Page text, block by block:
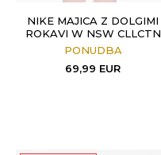
NIKE MAJICA Z DOLGIMI
ROKAVI W NSW CLLCTN
COZY LOGO QZ
PONUDBA
69,99 EUR